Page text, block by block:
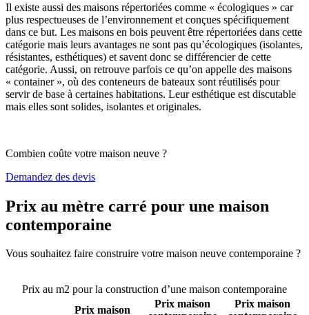
Il existe aussi des maisons répertoriées comme « écologiques » car
plus respectueuses de l’environnement et conçues spécifiquement
dans ce but. Les maisons en bois peuvent être répertoriées dans cette
catégorie mais leurs avantages ne sont pas qu’écologiques (isolantes,
résistantes, esthétiques) et savent donc se différencier de cette
catégorie. Aussi, on retrouve parfois ce qu’on appelle des maisons
« container », où des conteneurs de bateaux sont réutilisés pour
servir de base à certaines habitations. Leur esthétique est discutable
mais elles sont solides, isolantes et originales.
Combien coûte votre maison neuve ?
Demandez des devis
Prix au mètre carré pour une maison
contemporaine
Vous souhaitez faire construire votre maison neuve contemporaine ?
Prix au m2 pour la construction d’une maison contemporaine
Prix maison
Prix maison
Prix maison